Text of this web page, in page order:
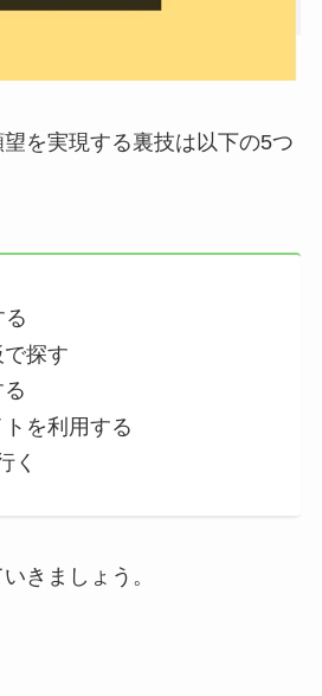
を実現する裏技は以下の5つ
探す
を利用する
く
きましょう。